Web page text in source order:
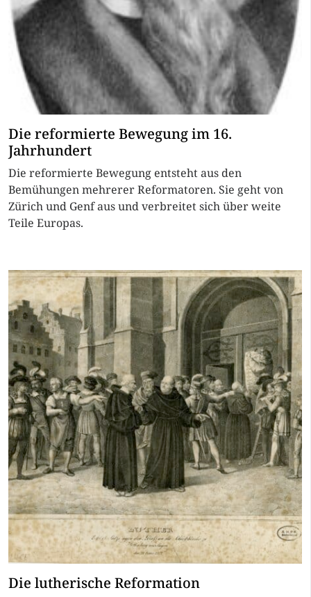
Die reformierte Bewegung im 16.
Jahrhundert
Die reformierte Bewegung entsteht aus den
Bemühungen mehrerer Reformatoren. Sie geht von
Zürich und Genf aus und verbreitet sich über weite
Teile Europas.
Die lutherische Reformation